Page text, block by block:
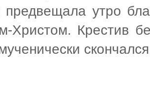
предвещала утро
Христом. Крестив